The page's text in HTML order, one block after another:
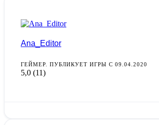
Ana_Editor
ГЕЙМЕР. ПУБЛИКУЕТ ИГРЫ С 09.04.2020
5,0 (11)